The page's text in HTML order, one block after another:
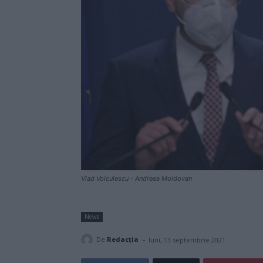
Vlad Voiculescu - Andreea Moldovan
News
De Redacţia - luni, 13 septembrie 2021